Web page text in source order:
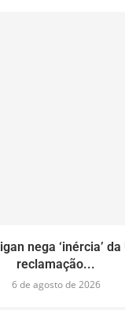
nega ‘inércia’
reclamação...
6 de agosto de 2026